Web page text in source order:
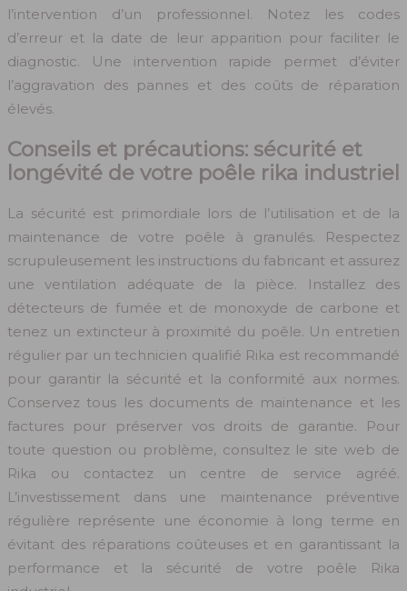
l’intervention d’un professionnel. Notez les codes
d’erreur et la date de leur apparition pour faciliter le
diagnostic. Une intervention rapide permet d’éviter
l’aggravation des pannes et des coûts de réparation
élevés.
Conseils et précautions: sécurité et
longévité de votre poêle rika industriel
La sécurité est primordiale lors de l’utilisation et de la
maintenance de votre poêle à granulés. Respectez
scrupuleusement les instructions du fabricant et assurez
une ventilation adéquate de la pièce. Installez des
détecteurs de fumée et de monoxyde de carbone et
tenez un extincteur à proximité du poêle. Un entretien
régulier par un technicien qualifié Rika est recommandé
pour garantir la sécurité et la conformité aux normes.
Conservez tous les documents de maintenance et les
factures pour préserver vos droits de garantie. Pour
toute question ou problème, consultez le site web de
Rika ou contactez un centre de service agréé.
L’investissement dans une maintenance préventive
régulière représente une économie à long terme en
évitant des réparations coûteuses et en garantissant la
performance et la sécurité de votre poêle Rika